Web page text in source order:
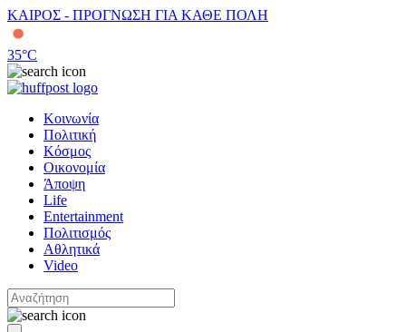
ΚΑΙΡΟΣ - ΠΡΟΓΝΩΣΗ ΓΙΑ ΚΑΘΕ ΠΟΛΗ
35°C
Κοινωνία
Πολιτική
Κόσμος
Οικονομία
Άποψη
Life
Entertainment
Πολιτισμός
Αθλητικά
Video